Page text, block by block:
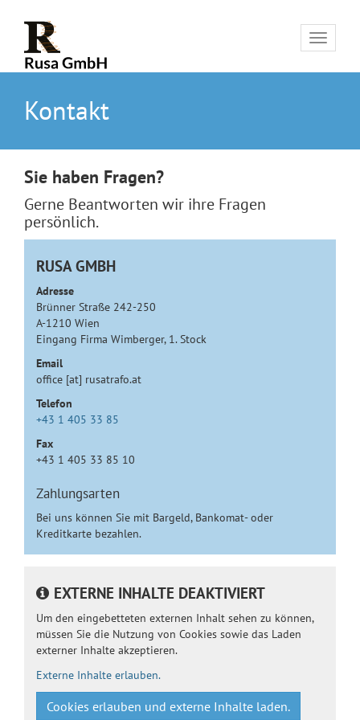
Toggle
Kontakt
Sie haben Fragen?
Gerne Beantworten wir ihre Fragen
persönlich.
RUSA GMBH
Adresse
Brünner Straße 242-250
A-1210 Wien
Eingang Firma Wimberger, 1. Stock
Email
office [at] rusatrafo.at
Telefon
+43 1 405 33 85
Fax
+43 1 405 33 85 10
Zahlungsarten
Bei uns können Sie mit Bargeld, Bankomat- oder
Kreditkarte bezahlen.
EXTERNE INHALTE DEAKTIVIERT
Um den eingebetteten externen Inhalt sehen zu können,
müssen Sie die Nutzung von Cookies sowie das Laden
externer Inhalte akzeptieren.
Externe Inhalte erlauben.
Cookies erlauben und externe Inhalte laden.